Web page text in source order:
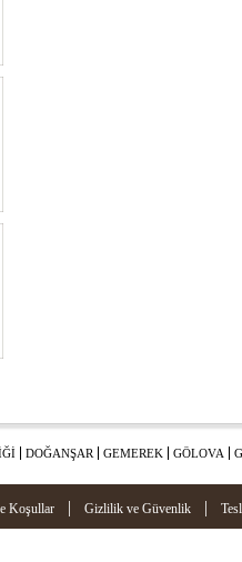
DOĞANŞAR GEMEREK GÖLOVA
Koşullar | Gizlilik ve Güvenlik |